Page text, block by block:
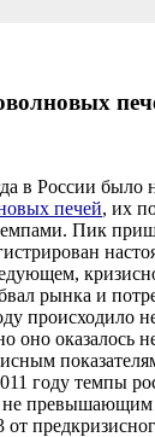
в России было
печей, их
Пик
рынка и
происходило
оно оказалось
году темпы
превышающим
от